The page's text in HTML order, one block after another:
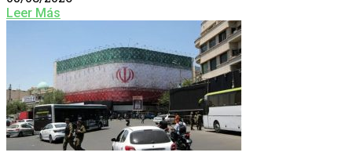
Leer Más